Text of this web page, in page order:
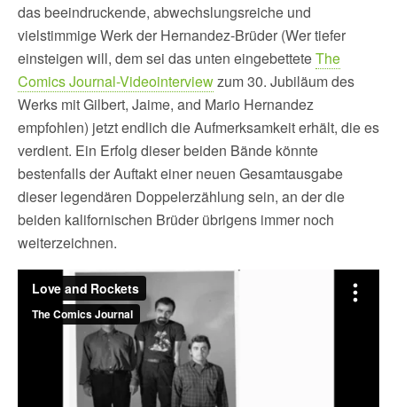
das beeindruckende, abwechslungsreiche und
vielstimmige Werk der Hernandez-Brüder (Wer tiefer
einsteigen will, dem sei das unten eingebetteteThe
Comics Journal-Videointerviewzum 30. Jubiläum des
Werks mit Gilbert, Jaime, and Mario Hernandez
empfohlen) jetzt endlich die Aufmerksamkeit erhält, die es
verdient. Ein Erfolg dieser beiden Bände könnte
bestenfalls der Auftakt einer neuen Gesamtausgabe
dieser legendären Doppelerzählung sein, an der die
beiden kalifornischen Brüder übrigens immer noch
weiterzeichnen.